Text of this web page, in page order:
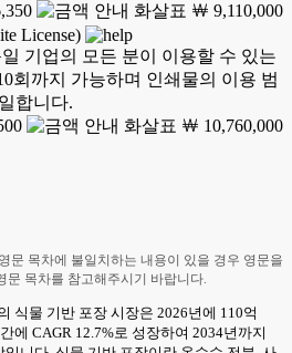
￦ 9,110,000
License)
기업의 모든 분이 이용할 수 있는
회까지 가능하며 인쇄물의 이용 범
합니다.
￦ 10,760,000
문 목차에 불일치하는 내용이 있을 경우 영문을
문 목차를 참고해주시기 바랍니다.
식물 기반 포장 시장은 2026년에 110억
에 CAGR 12.7%로 성장하여 2034년까지